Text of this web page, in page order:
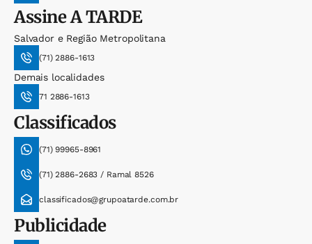
AssineA TARDE
Salvador e Região Metropolitana
(71) 2886-1613
Demais localidades
71 2886-1613
Classificados
(71) 99965-8961
(71) 2886-2683 / Ramal 8526
classificados@grupoatarde.com.br
Publicidade